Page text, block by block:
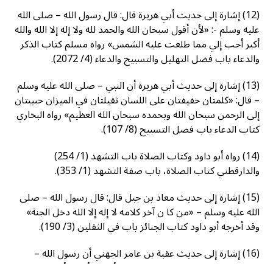
(12) إشارة إلى حديث أبي هريرة قال: قال رسول الله – صلى الله
عليه وسلم -: «لأن أقول سبحان الله والحمد لله ولا إله إلا الله والله
أكبر أحب إلي مما طلعت عليه الشمس» رواه مسلم كتاب الذكر
والدعاء باب فضل التهليل والتسبيح والدعاء (4/ 2072).
(13) إشارة إلى حديث أبي هريرة أن النبي – صلى الله عليه وسلم
– قال: «كلمتان خفيفتان على اللسان ثقيلتان في الميزان حبيبتان
إلى الرحمن سبحان الله وبحمده سبحان الله العظيم» رواه البخاري
كتاب الدعاء باب فضل التسبيح (8/ 107).
(14) رواه أبو داود وكتاب الصلاة باب التشهد (1/ 254)
والدارقطني كتاب الصلاة، باب صفة التشهد (1/ 353).
(15) إشارة إلى حديث معاذ بن جبل قال: قال رسول الله – صلى
الله عليه وسلم – «من كا ن آخر كلامه لا إله إلا الله دخل الجنة»
وقد أخرجه أبو داود كتاب الجنائز باب في الثقلين (3/ 190).
(16) إشارة إلى حديث عقبة بن عامر الجهني أن رسول الله –